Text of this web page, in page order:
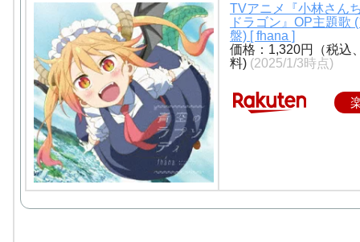
TVアニメ『小林さん
ドラゴン』OP主題歌
盤) [ fhana ]
価格：1,320円（税込
料) (2025/1/3時点)